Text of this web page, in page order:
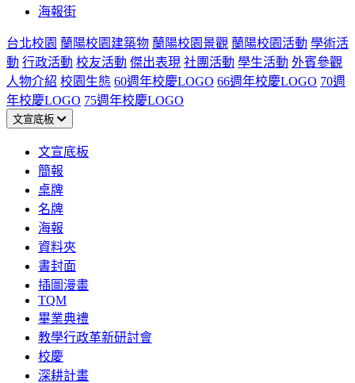
海報街
台北校園 蘭陽校園建築物 蘭陽校園景觀 蘭陽校園活動 學術活
動 行政活動 校友活動 傑出表現 社團活動 學生活動 外賓參觀
人物介紹 校園生態 60週年校慶LOGO 66週年校慶LOGO 70週
年校慶LOGO 75週年校慶LOGO
文宣底板
文宣底板
簡報
桌牌
名牌
海報
資料夾
書封面
插圖漫畫
TQM
畢業典禮
教學行政革新研討會
校慶
深耕計畫